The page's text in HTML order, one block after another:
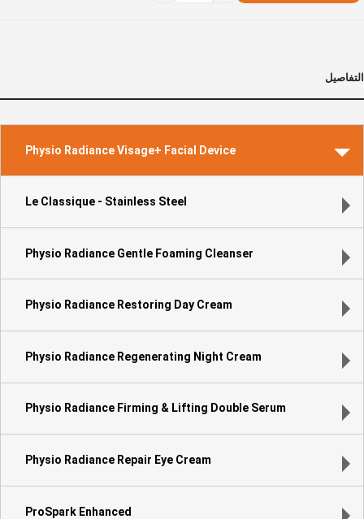
التفاصيل
Physio Radiance Visage+ Facial Device
Le Classique - Stainless Steel
Physio Radiance Gentle Foaming Cleanser
Physio Radiance Restoring Day Cream
Physio Radiance Regenerating Night Cream
Physio Radiance Firming & Lifting Double Serum
Physio Radiance Repair Eye Cream
ProSpark Enhanced